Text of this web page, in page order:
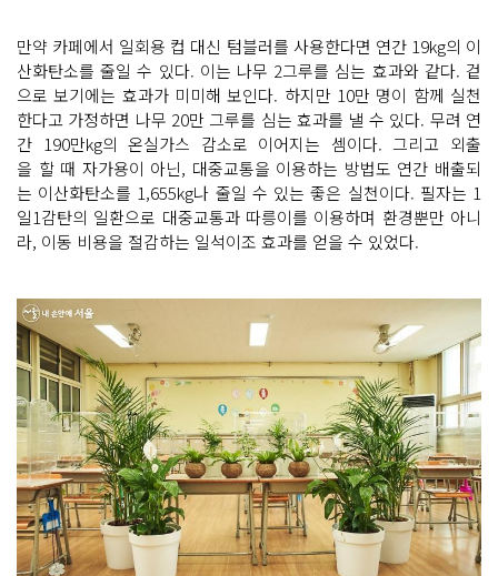
만약 카페에서 일회용 컵 대신 텀블러를 사용한다면 연간 19kg의 이
산화탄소를 줄일 수 있다. 이는 나무 2그루를 심는 효과와 같다. 겉
으로 보기에는 효과가 미미해 보인다. 하지만 10만 명이 함께 실천
한다고 가정하면 나무 20만 그루를 심는 효과를 낼 수 있다. 무려 연
간 190만kg의 온실가스 감소로 이어지는 셈이다. 그리고 외출
을 할 때 자가용이 아닌, 대중교통을 이용하는 방법도 연간 배출되
는 이산화탄소를 1,655kg나 줄일 수 있는 좋은 실천이다. 필자는 1
일1감탄의 일환으로 대중교통과 따릉이를 이용하며 환경뿐만 아니
라, 이동 비용을 절감하는 일석이조 효과를 얻을 수 있었다.